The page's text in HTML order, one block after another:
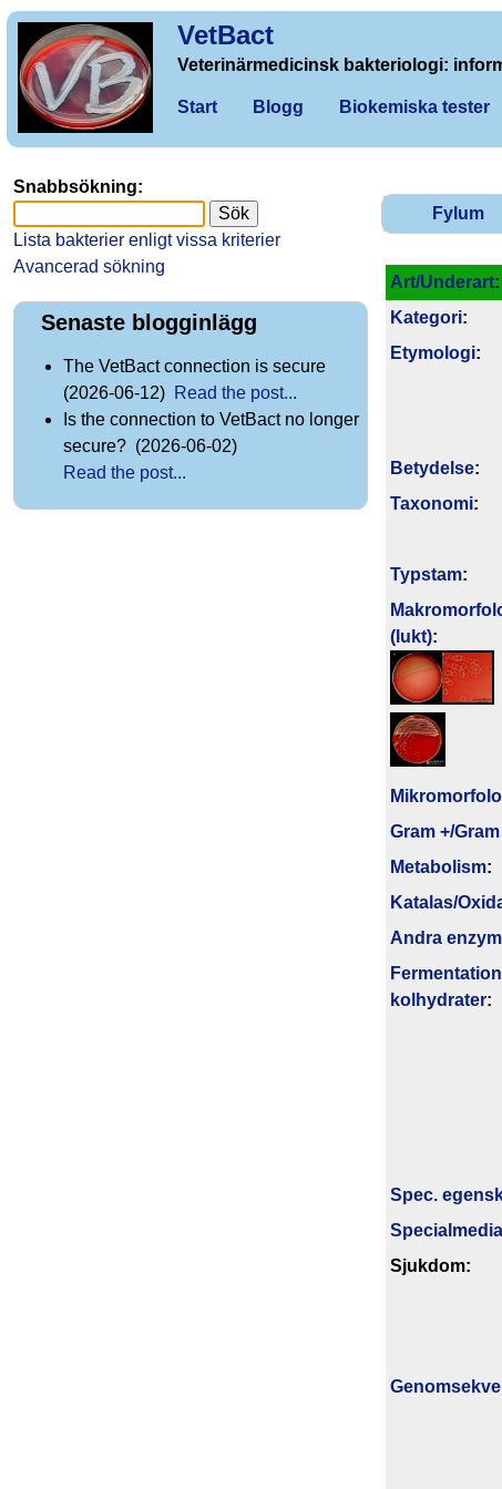
VetBact
Veterinärmedicinsk bakteriologi:
Start Blogg Biokemiska tester
Fylum
Art/Underart:
Kategori:
Etymologi:
Betydelse:
Taxonomi:
Typstam:
(lukt):
Gram +/Gram
Metabolism:
Katalas/
Andra
kolhydrater:
Spec.
Specialmedia
Sjukdom:
Snabbsökning:
Lista bakterier enligt vissa kriterier
Avancerad sökning
Senaste blogginlägg
The VetBact connection is secure
(2026-06-12) Read the post...
Is the connection to VetBact no longer
secure? (2026-06-02)
Read the post...